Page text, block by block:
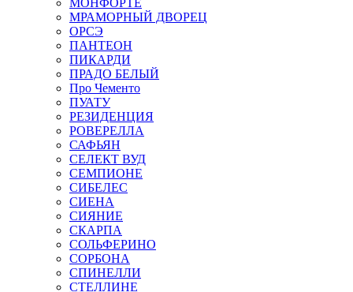
МОНФОРТЕ
МРАМОРНЫЙ ДВОРЕЦ
ОРСЭ
ПАНТЕОН
ПИКАРДИ
ПРАДО БЕЛЫЙ
Про Чементо
ПУАТУ
РЕЗИДЕНЦИЯ
РОВЕРЕЛЛА
САФЬЯН
СЕЛЕКТ ВУД
СЕМПИОНЕ
СИБЕЛЕС
СИЕНА
СИЯНИЕ
СКАРПА
СОЛЬФЕРИНО
СОРБОНА
СПИНЕЛЛИ
СТЕЛЛИНЕ